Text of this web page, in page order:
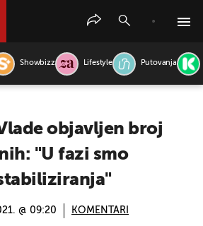
Showbizz Lifestyle Putovanja
objavljen broj
"U fazi smo
@ 09:20 KOMENTARI